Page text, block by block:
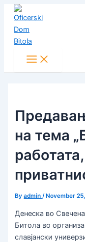
Skip
content
на тема
Byadmin/ November
Денеска во
Битола во
славјански
Post
navigation